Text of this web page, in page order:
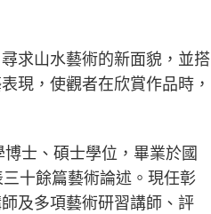
求山水藝術的新面貌，並搭
現，使觀者在欣賞作品時，
士、碩士學位，畢業於國
十餘篇藝術論述。現任彰
及多項藝術研習講師、評